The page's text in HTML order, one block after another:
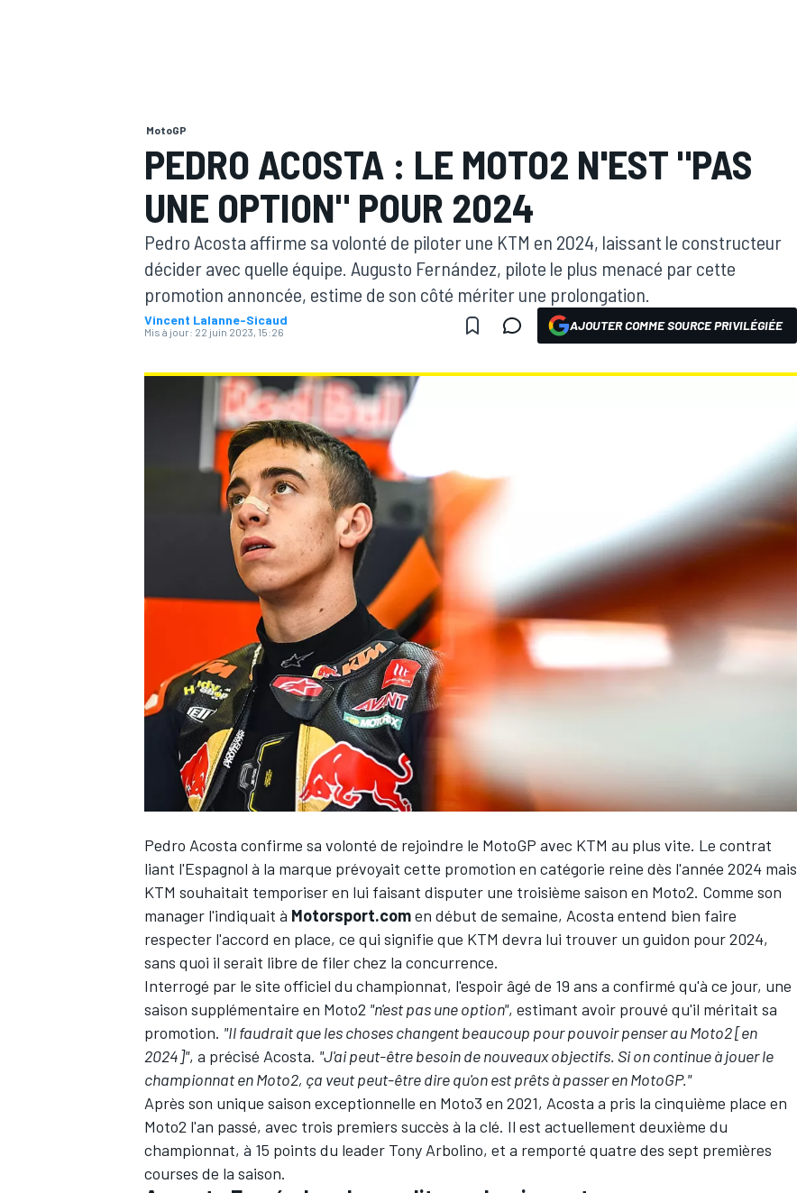
MOTOGP
MotoGP
PEDRO ACOSTA : LE MOTO2 N'EST "PAS
UNE OPTION" POUR 2024
Pedro Acosta affirme sa volonté de piloter une KTM en 2024, laissant le constructeur
décider avec quelle équipe. Augusto Fernández, pilote le plus menacé par cette
promotion annoncée, estime de son côté mériter une prolongation.
Vincent Lalanne-Sicaud
Mis à jour: 22 juin 2023, 15:26 AJOUTER COMME SOURCE PRIVILÉGIÉE
Pedro Acosta confirme sa volonté de rejoindre le MotoGP avec KTM au plus vite. Le contrat
liant l'Espagnol à la marque prévoyait cette promotion en catégorie reine dès l'année 2024 mais
KTM souhaitait temporiser en lui faisant disputer une troisième saison en Moto2. Comme son
manager l'indiquait à Motorsport.comen début de semaine, Acosta entend bien faire
respecter l'accord en place, ce qui signifie que KTM devra lui trouver un guidon pour 2024,
sans quoi il serait libre de filer chez la concurrence.
Interrogé par le site officiel du championnat, l'espoir âgé de 19 ans a confirmé qu'à ce jour, une
saison supplémentaire en Moto2 "n'est pas une option", estimant avoir prouvé qu'il méritait sa
promotion. "Il faudrait que les choses changent beaucoup pour pouvoir penser au Moto2 [en
2024]", a précisé Acosta. "J'ai peut-être besoin de nouveaux objectifs. Si on continue à jouer le
championnat en Moto2, ça veut peut-être dire qu'on est prêts à passer en MotoGP."
Après son unique saison exceptionnelle en Moto3 en 2021, Acosta a pris la cinquième place en
Moto2 l'an passé, avec trois premiers succès à la clé. Il est actuellement deuxième du
championnat, à 15 points du leader Tony Arbolino, et a remporté quatre des sept premières
courses de la saison.